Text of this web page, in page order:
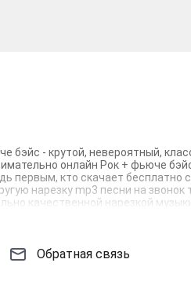
бэйс - крутой, невероятный,
онлайн Рок + фьюче
первым, кто скачает
нарезку mp3 песни на
качественной нарезкой
Обратная связь